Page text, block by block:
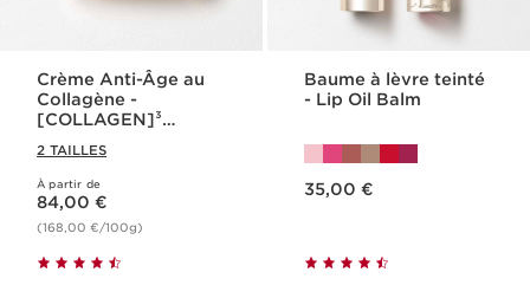
Crème Anti-Âge au
Collagène -
[COLLAGEN]³
Firming
2 TAILLES
À partir de
Nouveau prix 84,00 €
84,00 €
(168,00 €/100g)
Baume à lèvre teinté
- Lip Oil Balm
35,00 €